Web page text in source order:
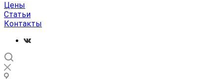
Цены
Статьи
Контакты